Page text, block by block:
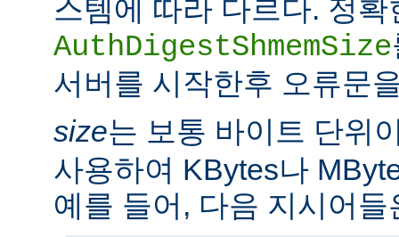
스템에 따라 다르다. 정
AuthDigestShmemSize
서버를 시작한후 오류문
size는 보통 바이트 단위
사용하여 KBytes나
예를 들어, 다음 지시어들